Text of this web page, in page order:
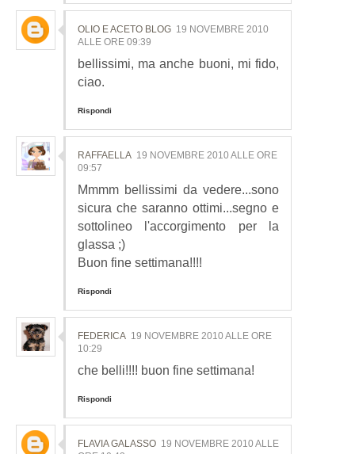
OLIO E ACETO BLOG 19 NOVEMBRE 2010
ALLE ORE 09:39
bellissimi, ma anche buoni, mi fido,
ciao.
Rispondi
RAFFAELLA 19 NOVEMBRE 2010 ALLE ORE
09:57
Mmmm bellissimi da vedere...sono
sicura che saranno ottimi...segno e
sottolineo l'accorgimento per la
glassa ;)
Buon fine settimana!!!!
Rispondi
FEDERICA 19 NOVEMBRE 2010 ALLE ORE
10:29
che belli!!!! buon fine settimana!
Rispondi
FLAVIA GALASSO 19 NOVEMBRE 2010 ALLE